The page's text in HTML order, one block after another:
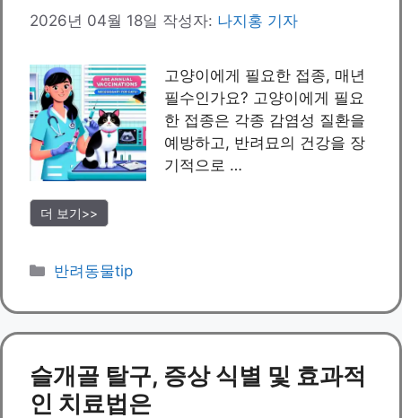
2026년 04월 18일 작성자: 나지홍 기자
고양이에게 필요한 접종, 매년
필수인가요? 고양이에게 필요
한 접종은 각종 감염성 질환을
예방하고, 반려묘의 건강을 장
기적으로 …
더 보기>>
카
고
리
반려동물tip
슬개골 탈구, 증상 식별 및 효과적
인 치료법은